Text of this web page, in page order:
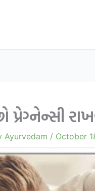
પ્રેગ્નેન્સી
Ayurvedam / October